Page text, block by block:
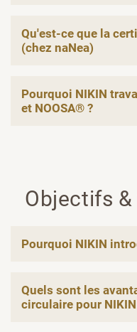
Qu'est-ce que la
(chez naNea)
Pourquoi NIKIN
et NOOSA® ?
Objectifs
Pourquoi NIKIN
Quels sont les
circulaire pour